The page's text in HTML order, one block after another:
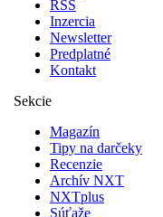
RSS
Inzercia
Newsletter
Predplatné
Kontakt
Sekcie
Magazín
Tipy na darčeky
Recenzie
Archív NXT
NXTplus
Súťaže